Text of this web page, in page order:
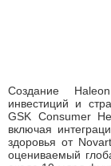
Создание
инвестиций и
GSK Consumer
включая
здоровья от
оцениваемый